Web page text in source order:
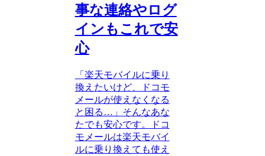
事な連絡やログ
インもこれで安
心
「楽天モバイルに乗り
換えたいけど、ドコモ
メールが使えなくなる
と困る…」そんなあな
たでも安心です。ドコ
モメールは楽天モバイ
ルに乗り換えても使え